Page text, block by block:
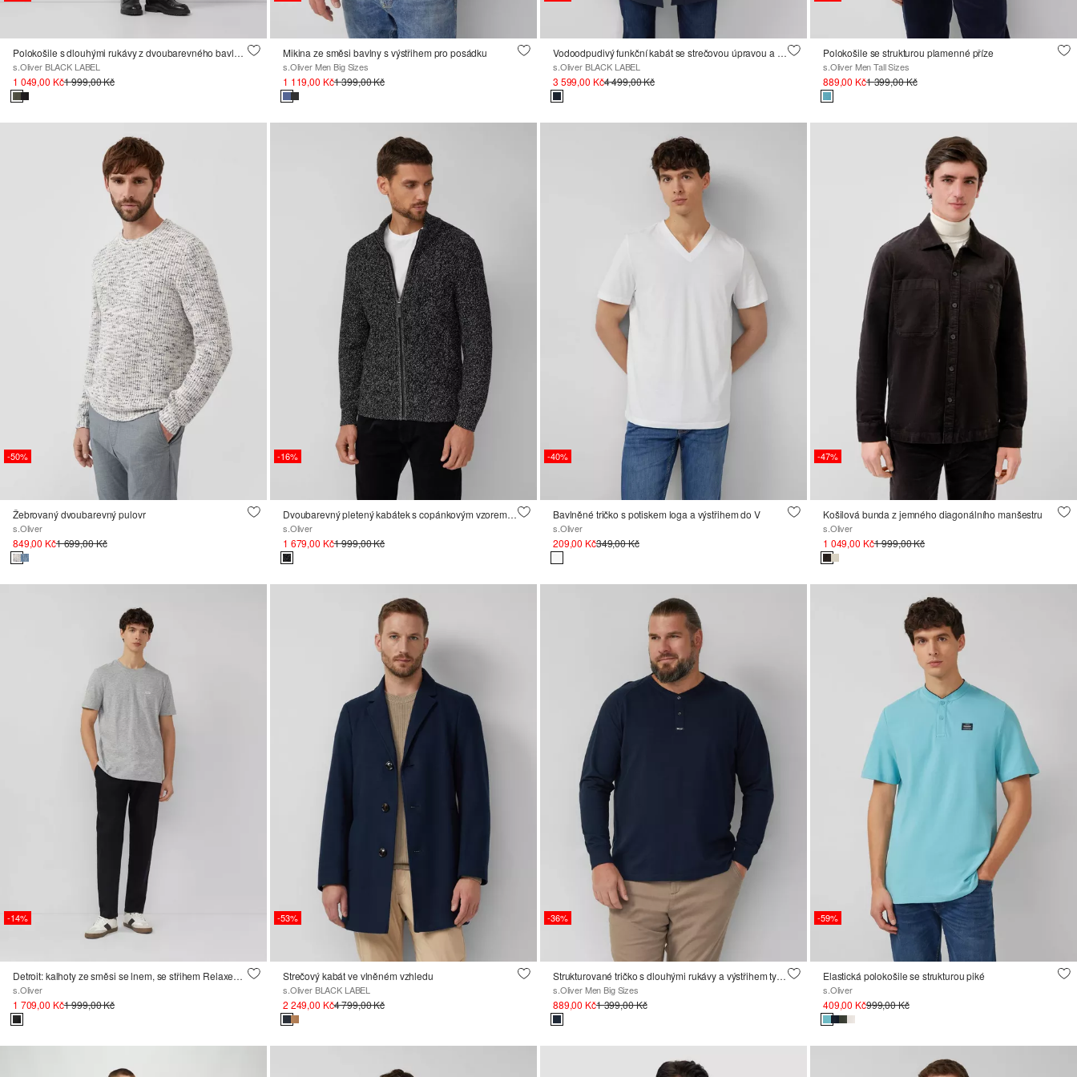
Polokošile s dlouhými rukávy z dvoubarevného bavlněného piké
s.Oliver BLACK LABEL
1 049,00 Kč1 999,00 Kč
Mikina ze směsi bavlny s výstřihem pro posádku
s.Oliver Men Big Sizes
1 119,00 Kč1 399,00 Kč
Vodoodpudivý funkční kabát se strečovou úpravou a lehkým polstrováním
s.Oliver BLACK LABEL
3 599,00 Kč4 499,00 Kč
Polokošile se strukturou plamenné příze
s.Oliver Men Tall Sizes
889,00 Kč1 399,00 Kč
-50%
Žebrovaný dvoubarevný pulovr
s.Oliver
849,00 Kč1 699,00 Kč
-16%
Dvoubarevný pletený kabátek s copánkovým vzorem a stojáčkem
s.Oliver
1 679,00 Kč1 999,00 Kč
-40%
Bavlněné tričko s potiskem loga a výstřihem do V
s.Oliver
209,00 Kč349,00 Kč
-47%
Košilová bunda z jemného diagonálního manšestru
s.Oliver
1 049,00 Kč1 999,00 Kč
-14%
Detroit: kalhoty ze směsi se lnem, se střihem Relaxed Fit
s.Oliver
1 709,00 Kč1 999,00 Kč
-53%
Strečový kabát ve vlněném vzhledu
s.Oliver BLACK LABEL
2 249,00 Kč4 799,00 Kč
-36%
Strukturované tričko s dlouhými rukávy a výstřihem typu henley
s.Oliver Men Big Sizes
889,00 Kč1 399,00 Kč
-59%
Elastická polokošile se strukturou piké
s.Oliver
409,00 Kč999,00 Kč